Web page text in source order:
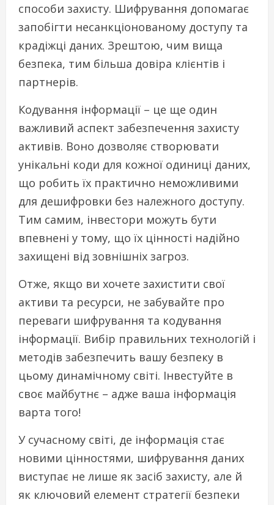
способи захисту. Шифрування допомагає
запобігти несанкціонованому доступу та
крадіжці даних. Зрештою, чим вища
безпека, тим більша довіра клієнтів і
партнерів.
Кодування інформації – це ще один
важливий аспект забезпечення захисту
активів. Воно дозволяє створювати
унікальні коди для кожної одиниці даних,
що робить їх практично неможливими
для дешифровки без належного доступу.
Тим самим, інвестори можуть бути
впевнені у тому, що їх цінності надійно
захищені від зовнішніх загроз.
Отже, якщо ви хочете захистити свої
активи та ресурси, не забувайте про
переваги шифрування та кодування
інформації. Вибір правильних технологій і
методів забезпечить вашу безпеку в
цьому динамічному світі. Інвестуйте в
своє майбутнє – адже ваша інформація
варта того!
У сучасному світі, де інформація стає
новими цінностями, шифрування даних
виступає не лише як засіб захисту, але й
як ключовий елемент стратегії безпеки